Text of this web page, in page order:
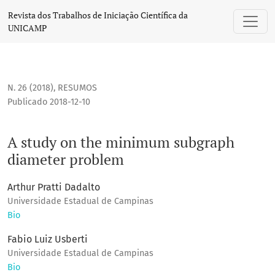
A study on the minimum subgraph diameter problem
Revista dos Trabalhos de Iniciação Científica da
UNICAMP
N. 26 (2018), RESUMOS
A study on the minimum subgraph
diameter problem
Publicado 2018-12-10
Arthur Pratti Dadalto
Universidade Estadual de Campinas
Bio
Fabio Luiz Usberti
Universidade Estadual de Campinas
Bio